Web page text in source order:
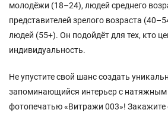
молодёжи (18–24), людей среднего
представителей зрелого возраста
людей (55+). Он подойдёт для тех, кто
индивидуальность.
Не упустите свой шанс создать
запоминающийся интерьер с натяжным
фотопечатью «Витражи 003»! Закажите